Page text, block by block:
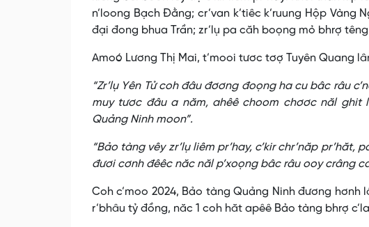
n’loong Bạch Đằng; cr’van k’tiêc k’ruung Hộp Vàng
đại đong bhua Trần; zr’lụ pa căh boọng mỏ bhrợ
Amoó Lương Thị Mai, t’mooi tươc tơợ Tuyên Quang
“Zr’lụ Yên Tử coh đâu đơơng đoọng ha cu bâc râu
muy tươc đâu a năm, ahêê choom chơơc năl
Quảng Ninh moon”.
“Bảo tàng vêy zr’lụ liêm pr’hay, c’kir chr’năp
đươi cơnh đêêc năc năl p’xoọng bâc râu ooy crâng
Coh c’moo 2024, Bảo tàng Quảng Ninh đương hơnh
r’bhâu tỷ đồng, năc 1 coh hăt apêê Bảo tàng bhrợ